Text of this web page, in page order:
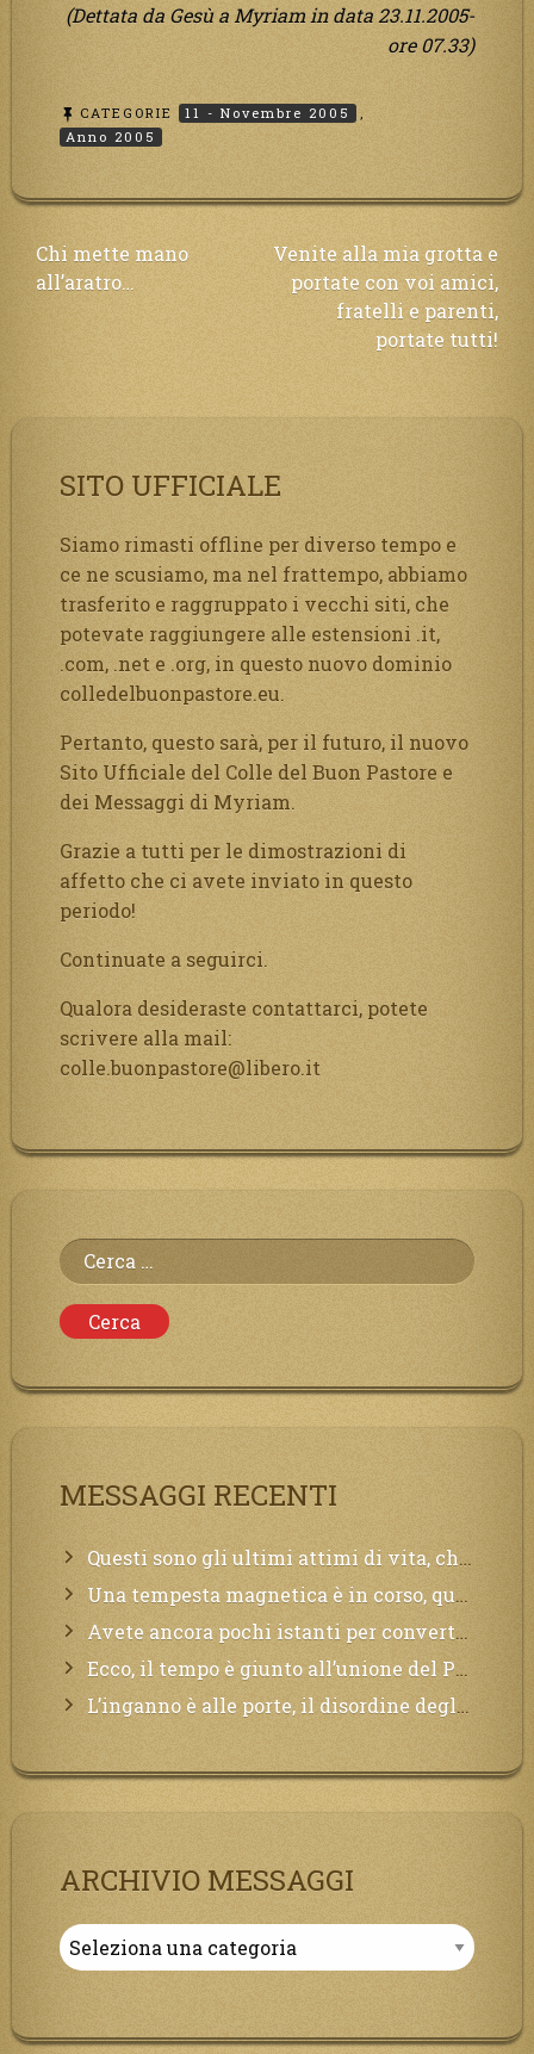
(Dettata da Gesù a Myriam in data 23.11.2005-
ore 07.33)
CATEGORIE 11 - Novembre 2005
,
Anno 2005
Navigazione
articoli
Chi mette mano
all’aratro…
Venite alla mia grotta e
portate con voi amici,
fratelli e parenti,
portate tutti!
SITO UFFICIALE
Siamo rimasti offline per diverso tempo e
ce ne scusiamo, ma nel frattempo, abbiamo
trasferito e raggruppato i vecchi siti, che
potevate raggiungere alle estensioni .it,
.com, .net e .org, in questo nuovo dominio
colledelbuonpastore.eu.
Pertanto, questo sarà, per il futuro, il nuovo
Sito Ufficiale del Colle del Buon Pastore e
dei Messaggi di Myriam.
Grazie a tutti per le dimostrazioni di
affetto che ci avete inviato in questo
periodo!
Continuate a seguirci.
Qualora desideraste contattarci, potete
scrivere alla mail:
colle.buonpastore@libero.it
Ricerca
per:
MESSAGGI RECENTI
Questi sono gli ultimi attimi di vita, chi si vuole salvare Mi chiami in suo aiuto.
Una tempesta magnetica è in corso, questa generazione patirà. Il black out non tarderà ad arrivare e tutta la Terra sarà oscurata.
Avete ancora pochi istanti per convertirvi, non perdete tempo, la sciagura arriverà all’improvviso e per chi non si sarà preparato saranno dolori.
Ecco, il tempo è giunto all’unione del Padre con il figlio, non avete che da attendere pochissimo.
L’inganno è alle porte, il disordine degli ordinati urlerà perdono, ma sarà troppo tardi, il tradimento è stato grande!
ARCHIVIO MESSAGGI
Archivio
Messaggi